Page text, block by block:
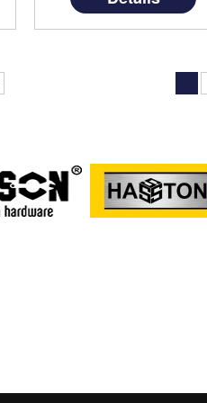
namun dengan harga yang
terjangkau di kelasnya.